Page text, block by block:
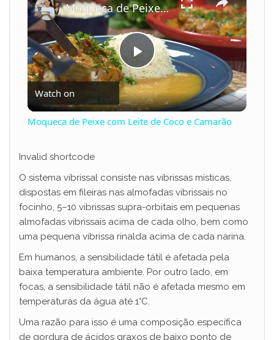
P
l
y
V
i
d
e
Moqueca de Peixe com Leite de Coco e Camarão
Watch on
Moqueca de Peixe com Leite de Coco e Camarão
Invalid shortcode
O sistema vibrissal consiste nas vibrissas místicas,
dispostas em fileiras nas almofadas vibrissais no
focinho, 5–10 vibrissas supra-orbitais em pequenas
almofadas vibrissais acima de cada olho, bem como
uma pequena vibrissa rinalda acima de cada narina.
Em humanos, a sensibilidade tátil é afetada pela
baixa temperatura ambiente. Por outro lado, em
focas, a sensibilidade tátil não é afetada mesmo em
temperaturas da água até 1°C.
Uma razão para isso é uma composição específica
de gordura de ácidos graxos de baixo ponto de